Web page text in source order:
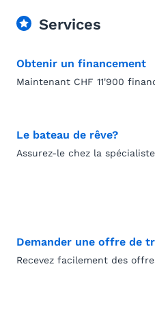
Services
Obtenir un financement
Maintenant CHF 11'900
Le bateau de rêve?
Assurez-le chez la
Demander une offre de
Recevez facilement des